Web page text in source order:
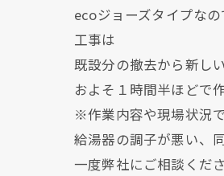
ecoジョーズタイプなの
工事は
既設分の撤去から新し
およそ１時間半ほどで
※作業内容や現場状況
給湯器の調子が悪い、
一度弊社にご相談くださ